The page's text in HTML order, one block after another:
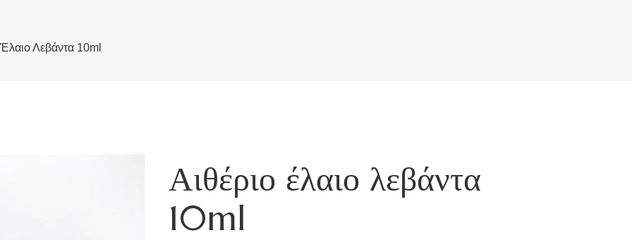
Λεβάντα 10ml
Αιθέριο έλαιο λεβάντα
10ml